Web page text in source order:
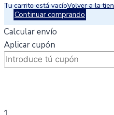
Tu carrito está vacíoVolver a la
Continuar comprando
Calcular envío
Aplicar cupón